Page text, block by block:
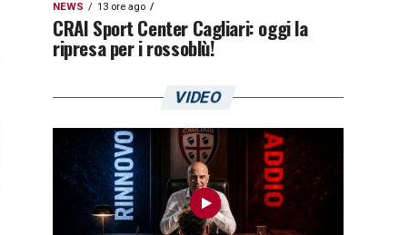
NEWS 13 ore ago
CRAI Sport Center Cagliari: oggi la
ripresa per i rossoblù!
VIDEO